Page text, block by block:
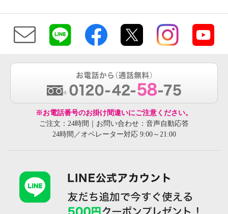
※お電話番号のお掛け間違いにご注意ください。
ご注文：24時間｜お問い合わせ：音声自動応答
24時間／オペレーター対応 9:00～21:00